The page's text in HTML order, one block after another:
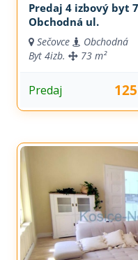
Predaj 4 izbový byt
Obchodná ul.
Sečovce
Obchodná
Byt 4izb. 73 m²
Predaj